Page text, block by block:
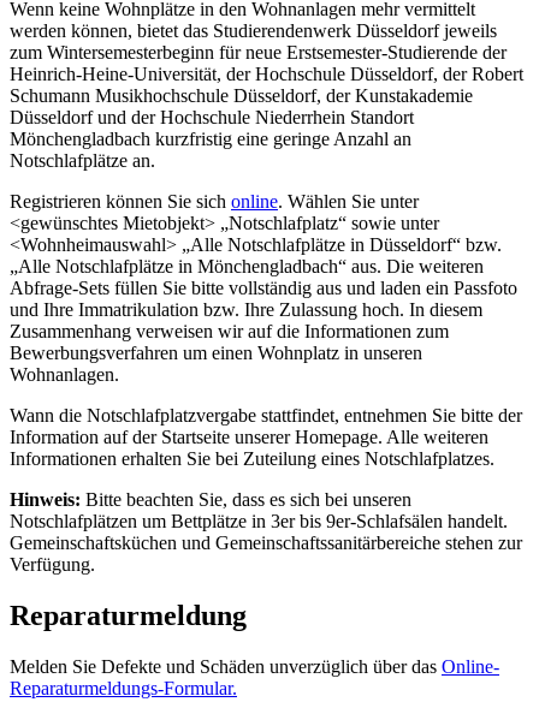
Wenn keine Wohnplätze in den Wohnanlagen mehr vermittelt
werden können, bietet das Studierendenwerk Düsseldorf jeweils
zum Wintersemesterbeginn für neue Erstsemester-Studierende der
Heinrich-Heine-Universität, der Hochschule Düsseldorf, der Robert
Schumann Musikhochschule Düsseldorf, der Kunstakademie
Düsseldorf und der Hochschule Niederrhein Standort
Mönchengladbach kurzfristig eine geringe Anzahl an
Notschlafplätze an.
Registrieren können Sie sich online. Wählen Sie unter
<gewünschtes Mietobjekt> „Notschlafplatz“ sowie unter
<Wohnheimauswahl> „Alle Notschlafplätze in Düsseldorf“ bzw.
„Alle Notschlafplätze in Mönchengladbach“ aus. Die weiteren
Abfrage-Sets füllen Sie bitte vollständig aus und laden ein Passfoto
und Ihre Immatrikulation bzw. Ihre Zulassung hoch. In diesem
Zusammenhang verweisen wir auf die Informationen zum
Bewerbungsverfahren um einen Wohnplatz in unseren
Wohnanlagen.
Wann die Notschlafplatzvergabe stattfindet, entnehmen Sie bitte der
Information auf der Startseite unserer Homepage. Alle weiteren
Informationen erhalten Sie bei Zuteilung eines Notschlafplatzes.
Hinweis: Bitte beachten Sie, dass es sich bei unseren
Notschlafplätzen um Bettplätze in 3er bis 9er-Schlafsälen handelt.
Gemeinschaftsküchen und Gemeinschaftssanitärbereiche stehen zur
Verfügung.
Reparaturmeldung
Melden Sie Defekte und Schäden unverzüglich über das Online-
Reparaturmeldungs-Formular.